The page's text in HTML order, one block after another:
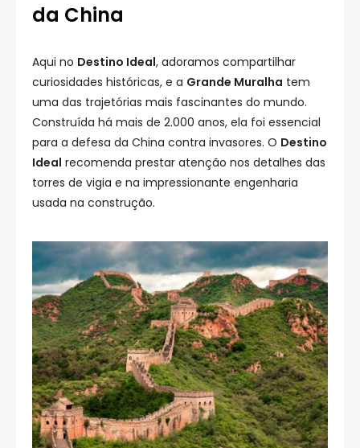
da China
Aqui no Destino Ideal, adoramos compartilhar
curiosidades históricas, e a Grande Muralha tem
uma das trajetórias mais fascinantes do mundo.
Construída há mais de 2.000 anos, ela foi essencial
para a defesa da China contra invasores. O Destino
Ideal recomenda prestar atenção nos detalhes das
torres de vigia e na impressionante engenharia
usada na construção.